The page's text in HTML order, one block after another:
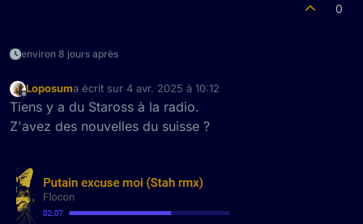
0
environ 8 jours après
Hors-ligne
Loposuma écrit sur 4 avr. 2025 à 10:12
dernière édition par
Tiens y a du Staross à la radio.
Z'avez des nouvelles du suisse ?